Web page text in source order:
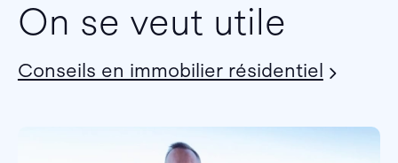
On se veut utile
Conseils en immobilier résidentiel